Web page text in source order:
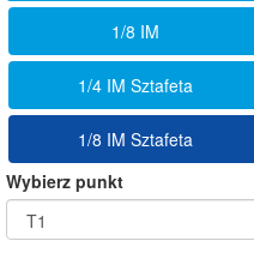
1/8 IM
1/4 IM Sztafeta
1/8 IM Sztafeta
Wybierz punkt